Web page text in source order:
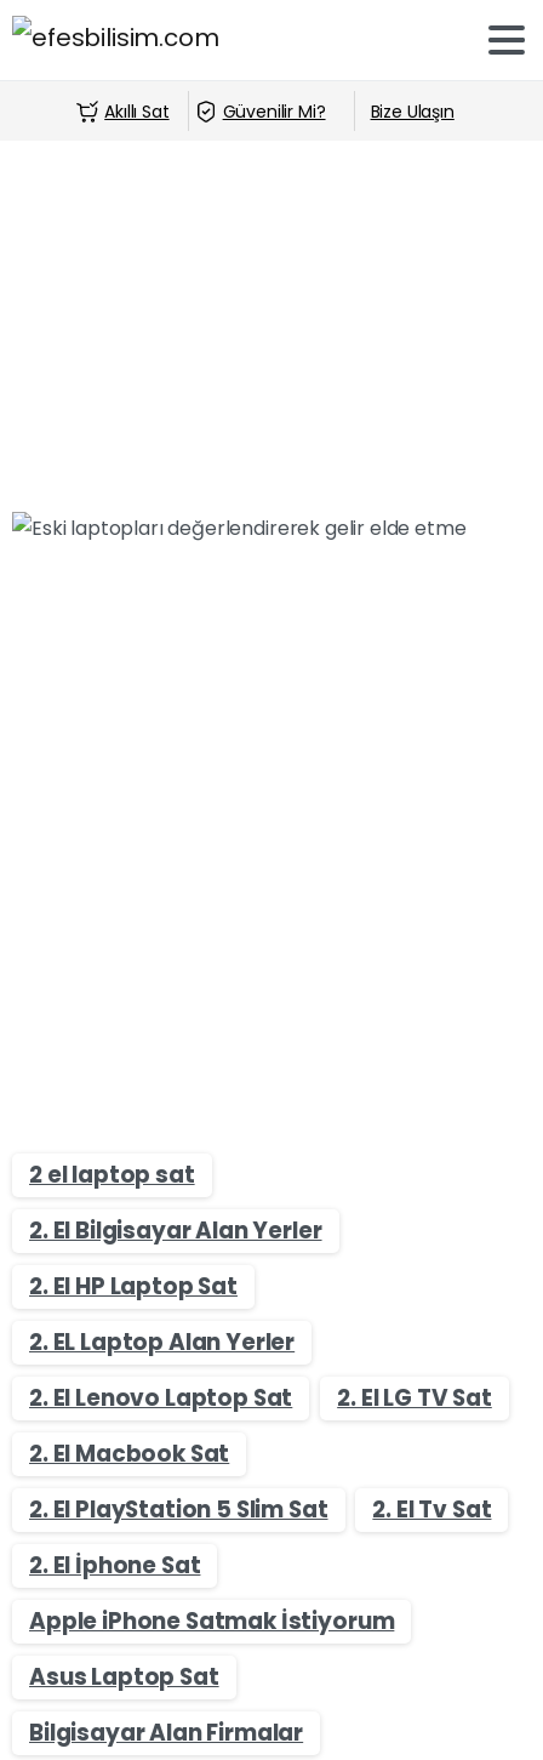
Akıllı Sat Güvenilir Mi? Bize Ulaşın
2 el laptop sat
2. El Bilgisayar Alan Yerler
2. El HP Laptop Sat
2. EL Laptop Alan Yerler
2. El Lenovo Laptop Sat
2. El LG TV Sat
2. El Macbook Sat
2. El PlayStation 5 Slim Sat
2. El Tv Sat
2. El İphone Sat
Apple iPhone Satmak İstiyorum
Asus Laptop Sat
Bilgisayar Alan Firmalar